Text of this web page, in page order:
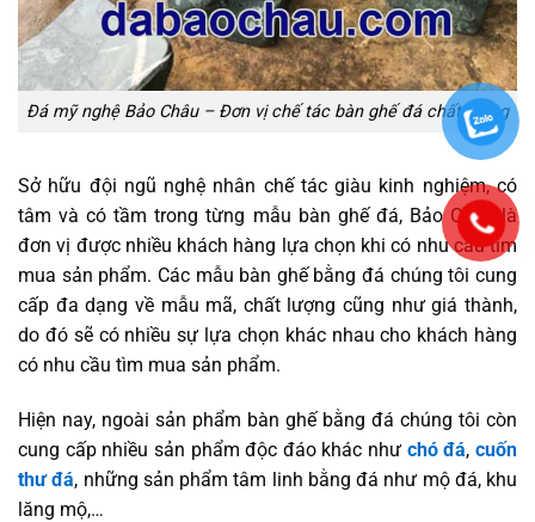
Đá mỹ nghệ Bảo Châu – Đơn vị chế tác bàn ghế đá chất lượng
Sở hữu đội ngũ nghệ nhân chế tác giàu kinh nghiệm, có
tâm và có tầm trong từng mẫu bàn ghế đá, Bảo Châu là
đơn vị được nhiều khách hàng lựa chọn khi có nhu cầu tìm
mua sản phẩm. Các mẫu bàn ghế bằng đá chúng tôi cung
cấp đa dạng về mẫu mã, chất lượng cũng như giá thành,
do đó sẽ có nhiều sự lựa chọn khác nhau cho khách hàng
có nhu cầu tìm mua sản phẩm.
Hiện nay, ngoài sản phẩm bàn ghế bằng đá chúng tôi còn
cung cấp nhiều sản phẩm độc đáo khác như chó đá,cuốn
thư đá, những sản phẩm tâm linh bằng đá như mộ đá, khu
lăng mộ,…